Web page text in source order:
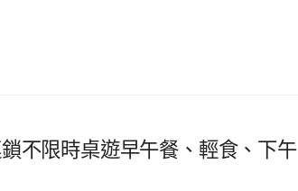
不限時桌遊早午餐、輕食、下午